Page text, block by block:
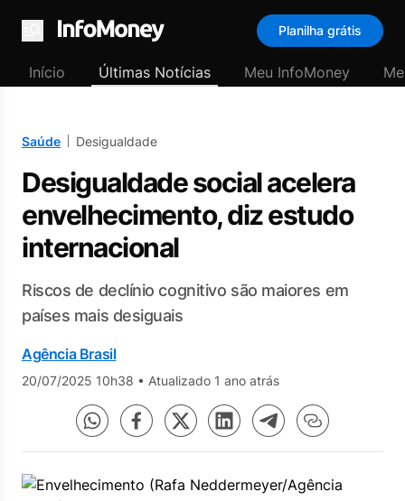
Menu
Planilha grátis
Início Últimas Notícias Meu InfoMoney
Saúde Desigualdade
Desigualdade social acelera
envelhecimento, diz estudo
internacional
Riscos de declínio cognitivo são maiores em
países mais desiguais
Agência Brasil
20/07/2025 10h38 • Atualizado 1 ano atrás